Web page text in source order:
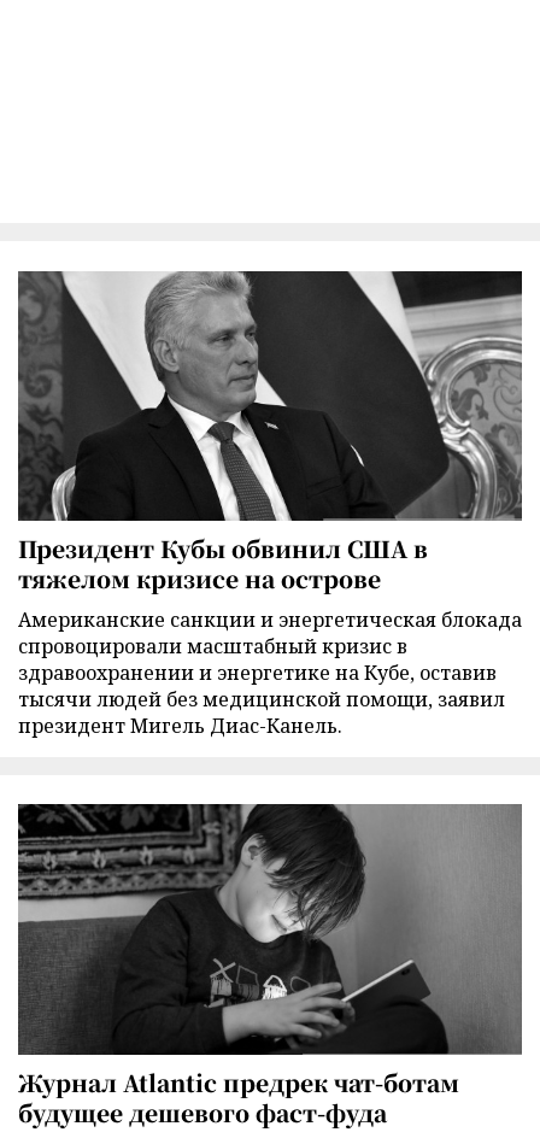
Президент Кубы обвинил США в
тяжелом кризисе на острове
Американские санкции и энергетическая блокада
спровоцировали масштабный кризис в
здравоохранении и энергетике на Кубе, оставив
тысячи людей без медицинской помощи, заявил
президент Мигель Диас-Канель.
Журнал Atlantic предрек чат-ботам
будущее дешевого фаст-фуда